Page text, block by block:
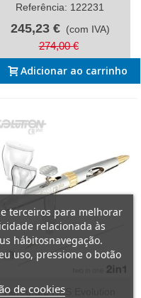
Referência: 122231
245,23 € (com IVA)
274,00 €
Adicionar ao carrinho
Aerografo H&S Evolution
terceiros para melhorar
relacionada às
hábitosnavegação.
uso, pressione o botão
de cookies